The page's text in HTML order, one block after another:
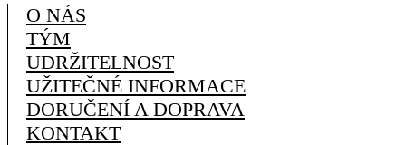
O NÁS
TÝM
UDRŽITELNOST
UŽITEČNÉ INFORMACE
DORUČENÍ A DOPRAVA
KONTAKT